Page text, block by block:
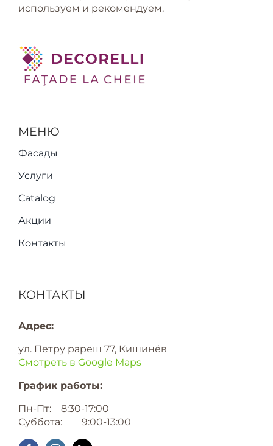
используем и рекомендуем.
МЕНЮ
Фасады
Услуги
Catalog
Акции
Контакты
КОНТАКТЫ
Адрес:
ул. Петру рареш 77, Кишинёв
Смотреть в Google Maps
График работы:
Пн-Пт: 8:30-17:00
Суббота: 9:00-13:00